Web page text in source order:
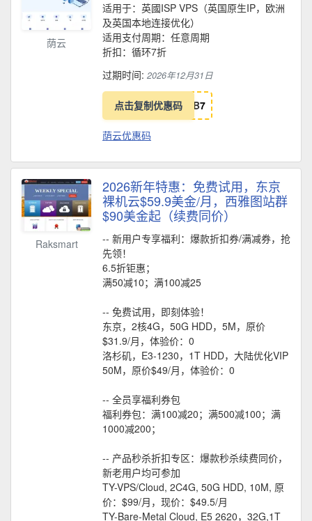
荫云
适用于：英國ISP VPS（英国原生IP，欧洲
及英国本地连接优化）
适用支付周期：任意周期
折扣：循环7折
过期时间: 2026年12月31日
点击复制优惠码 B7
荫云优惠码
Raksmart
2026新年特惠：免费试用，东京
裸机云$59.9美金/月，西雅图站群
$90美金起（续费同价）
-- 新用户专享福利：爆款折扣券/满减券，抢
先领！
6.5折钜惠；
满50减10；满100减25
-- 免费试用，即刻体验！
东京，2核4G，50G HDD，5M，原价
$31.9/月，体验价：0
洛杉矶，E3-1230，1T HDD，大陆优化VIP
50M，原价$49/月，体验价：0
-- 全员享福利券包
福利券包：满100减20；满500减100；满
1000减200；
-- 产品秒杀折扣专区：爆款秒杀续费同价，
新老用户均可参加
TY-VPS/Cloud, 2C4G, 50G HDD, 10M, 原
价：$99/月，现价：$49.5/月
TY-Bare-Metal Cloud, E5 2620，32G,1T